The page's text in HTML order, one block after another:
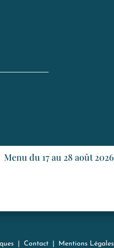
Menu du 17 au 28 août 2026
Contact| Mentions Légales